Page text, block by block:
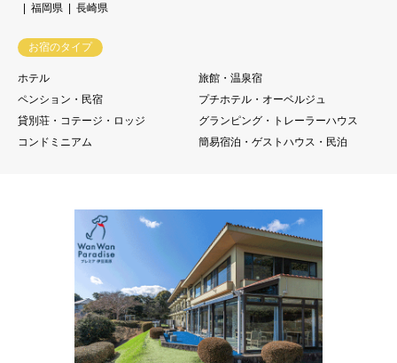
福岡県
長崎県
お宿のタイプ
ホテル
旅館・温泉宿
ペンション・民宿
プチホテル・オーベルジュ
貸別荘・コテージ・ロッジ
グランピング・トレーラーハウス
コンドミニアム
簡易宿泊・ゲストハウス・民泊